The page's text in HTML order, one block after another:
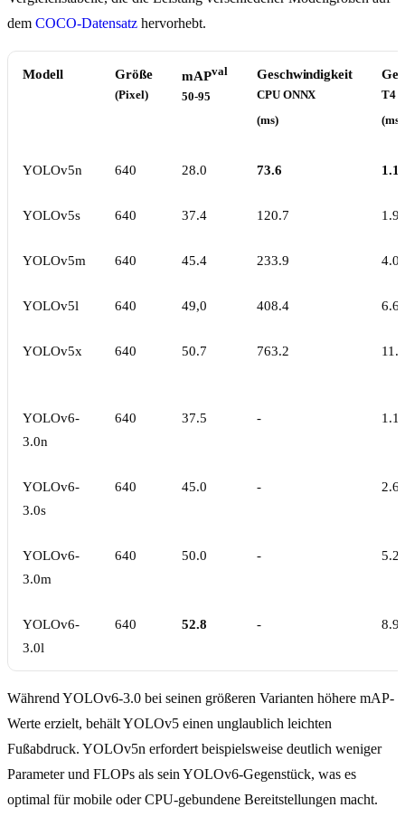
dem COCO-Datensatz hervorhebt.
Modell Größe
(Pixel)
mAPval
50-95
Geschwindigkeit
CPU ONNX
(ms)
T4
(ms)
YOLOv5n 640 28.0 73.6
YOLOv5s 640 37.4 120.7
YOLOv5m 640 45.4 233.9
YOLOv5l 640 49,0 408.4
YOLOv5x 640 50.7 763.2
YOLOv6-
3.0n
640 37.5 -
YOLOv6-
3.0s
640 45.0 -
YOLOv6-
3.0m
640 50.0 -
YOLOv6-
3.0l
640 52.8 -
Während YOLOv6-3.0 bei seinen größeren Varianten höhere mAP-
Werte erzielt, behält YOLOv5 einen unglaublich leichten
Fußabdruck. YOLOv5n erfordert beispielsweise deutlich weniger
Parameter und FLOPs als sein YOLOv6-Gegenstück, was es
optimal für mobile oder CPU-gebundene Bereitstellungen macht.